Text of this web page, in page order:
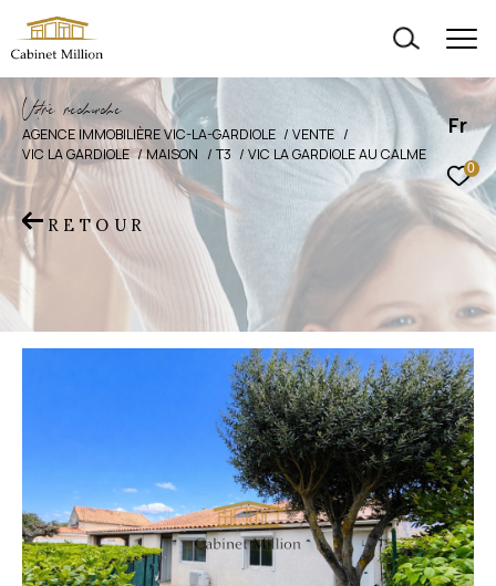
Fr
0
Vore recece
AGENCE IMMOBILIÈRE VIC-LA-GARDIOLE
VENTE
VIC LA GARDIOLE
MAISON T3 VIC LA GARDIOLE AU CALME
RETOUR